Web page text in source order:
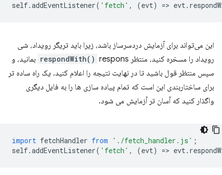
self.addEventListener( 'fetch' , (evt) => evt.
این می‌تواند برای آزمایش دردسرساز باشد، زیرا باید تریگر رویداد، شی
رویداد را مسخره کنید، منتظر
respondWith() respons بمانید، و
سپس منتظر قول باشید تا در نهایت نتیجه را اعلام کنید. یک راه ساده تر
برای ساختاربندی این است که تمام پیاده سازی ها را به فایل دیگری
واگذار کنید که آسان تر آزمایش می شود.
import fetchHandler from './fetch_handler.js' ;
self.addEventListener( 'fetch' , (evt) => evt.